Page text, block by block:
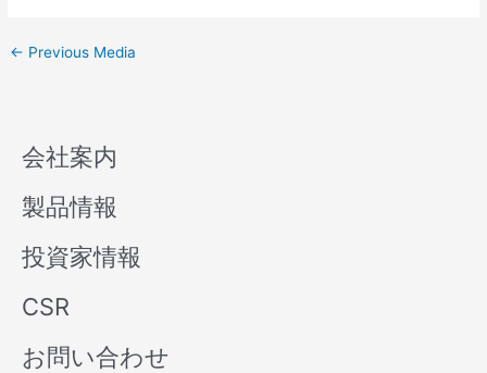
← Previous Media
会社案内
製品情報
投資家情報
CSR
お問い合わせ